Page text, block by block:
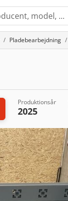
Pladebearbejdning
Produktionsår
2025